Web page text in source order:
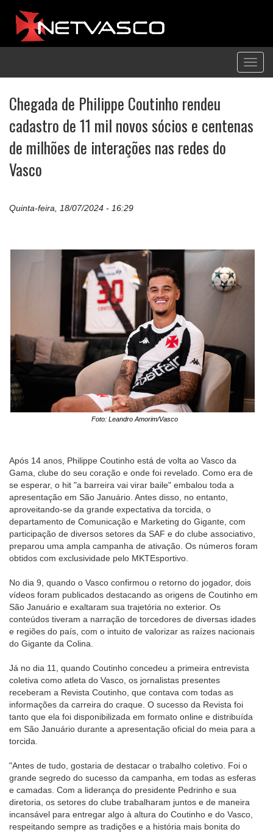
Chegada de Philippe Coutinho rendeu
cadastro de 11 mil novos sócios e centenas
de milhões de interações nas redes do
Vasco
Quinta-feira, 18/07/2024 - 16:29
Foto: Leandro Amorim/Vasco
Após 14 anos, Philippe Coutinho está de volta ao Vasco da
Gama, clube do seu coração e onde foi revelado. Como era de
se esperar, o hit "a barreira vai virar baile" embalou toda a
apresentação em São Januário. Antes disso, no entanto,
aproveitando-se da grande expectativa da torcida, o
departamento de Comunicação e Marketing do Gigante, com
participação de diversos setores da SAF e do clube associativo,
preparou uma ampla campanha de ativação. Os números foram
obtidos com exclusividade pelo MKTEsportivo.
No dia 9, quando o Vasco confirmou o retorno do jogador, dois
vídeos foram publicados destacando as origens de Coutinho em
São Januário e exaltaram sua trajetória no exterior. Os
conteúdos tiveram a narração de torcedores de diversas idades
e regiões do país, com o intuito de valorizar as raízes nacionais
do Gigante da Colina.
Já no dia 11, quando Coutinho concedeu a primeira entrevista
coletiva como atleta do Vasco, os jornalistas presentes
receberam a Revista Coutinho, que contava com todas as
informações da carreira do craque. O sucesso da Revista foi
tanto que ela foi disponibilizada em formato online e distribuída
em São Januário durante a apresentação oficial do meia para a
torcida.
"Antes de tudo, gostaria de destacar o trabalho coletivo. Foi o
grande segredo do sucesso da campanha, em todas as esferas
e camadas. Com a liderança do presidente Pedrinho e sua
diretoria, os setores do clube trabalharam juntos e de maneira
incansável para entregar algo à altura do Coutinho e do Vasco,
respeitando sempre as tradições e a história mais bonita do